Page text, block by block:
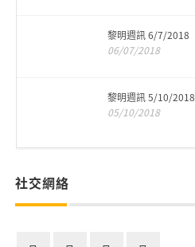
黎明週訊 6/7/2018
06/07/2018
黎明週訊 5/10/2018
05/10/2018
社交網絡